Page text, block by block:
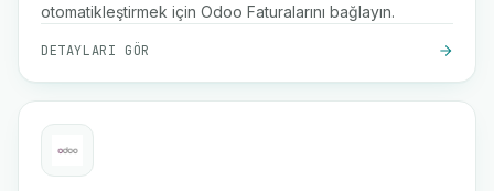
otomatikleştirmek için Odoo Faturalarını bağlayın.
DETAYLARI GÖR